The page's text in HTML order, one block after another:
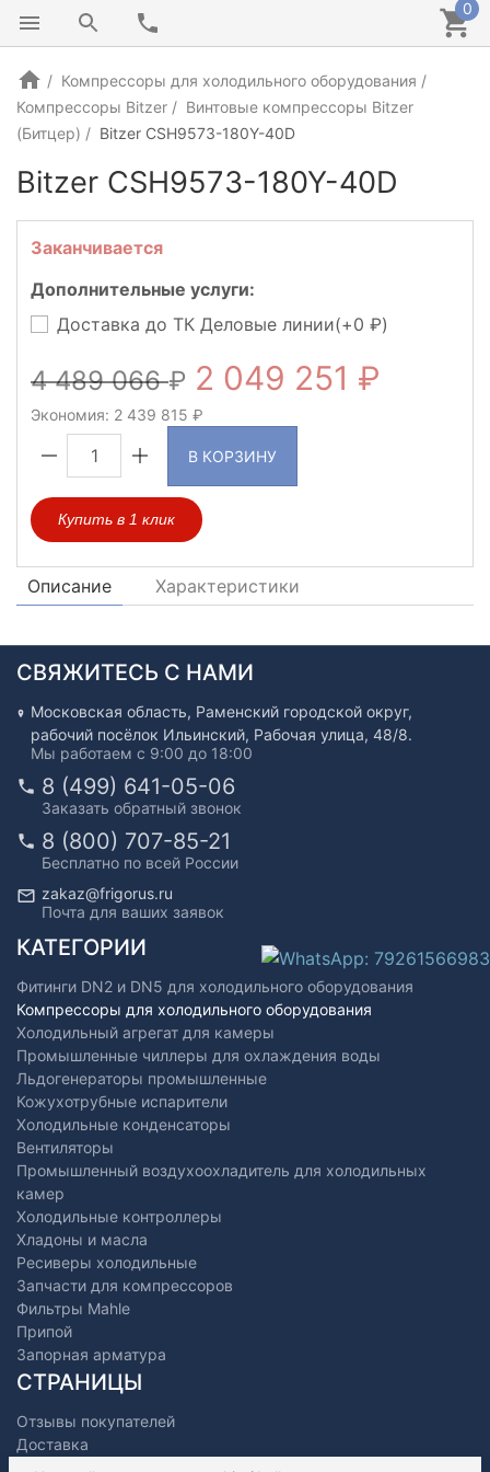
0
Компрессоры для холодильного оборудования
Компрессоры Bitzer
Винтовые компрессоры Bitzer
(Битцер)
Bitzer CSH9573-180Y-40D
Bitzer CSH9573-180Y-40D
ГЕРМАНИЯ
Заканчивается
Дополнительные услуги:
Доставка до ТК Деловые линии(+0 )
4 489 066 2 049 251
Экономия: 2 439 815
В КОРЗИНУ
Купить в 1 клик
Описание Характеристики
СВЯЖИТЕСЬ С НАМИ
Московская область, Раменский городской округ,
рабочий посёлок Ильинский, Рабочая улица, 48/8.
Мы работаем с 9:00 до 18:00
8 (499) 641-05-06
Заказать обратный звонок
8 (800) 707-85-21
Бесплатно по всей России
zakaz@frigorus.ru
Почта для ваших заявок
КАТЕГОРИИ
Фитинги DN2 и DN5 для холодильного оборудования
Компрессоры для холодильного оборудования
Холодильный агрегат для камеры
Промышленные чиллеры для охлаждения воды
Льдогенераторы промышленные
Кожухотрубные испарители
Холодильные конденсаторы
Вентиляторы
Промышленный воздухоохладитель для холодильных
камер
Холодильные контроллеры
Хладоны и масла
Ресиверы холодильные
Запчасти для компрессоров
Фильтры Mahle
Припой
Запорная арматура
СТРАНИЦЫ
Отзывы покупателей
Доставка
Оплата